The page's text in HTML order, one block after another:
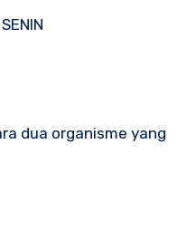
dua organisme yang